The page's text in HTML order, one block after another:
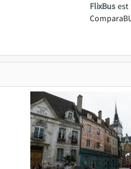
FlixBus est